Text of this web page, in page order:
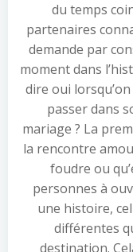
du temps
partenaires
demande par
moment dans
dire oui lorsqu’on
passer dans
mariage ? La
la rencontre
foudre ou
personnes à
une histoire,
différentes
destination.